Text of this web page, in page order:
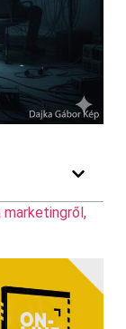
marketingről,